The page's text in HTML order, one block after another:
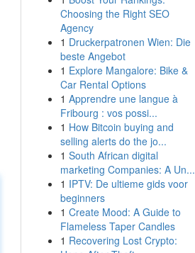
Choosing the Right SEO
Agency
1 Druckerpatronen Wien: Die
beste Angebot
1 Explore Mangalore: Bike &
Car Rental Options
1 Apprendre une langue à
Fribourg : vos possi...
1 How Bitcoin buying and
selling alerts do the jo...
1 South African digital
marketing Companies: A Un...
1 IPTV: De ultieme gids voor
beginners
1 Create Mood: A Guide to
Flameless Taper Candles
1 Recovering Lost Crypto: